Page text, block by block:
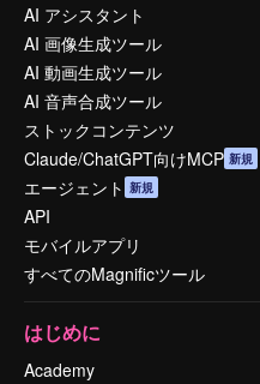
AI アシスタント
AI 画像生成ツール
AI 動画生成ツール
AI 音声合成ツール
ストックコンテンツ
Claude/ChatGPT向けMCP 新規
エージェント 新規
API
モバイルアプリ
すべてのMagnificツール
はじめに
Academy